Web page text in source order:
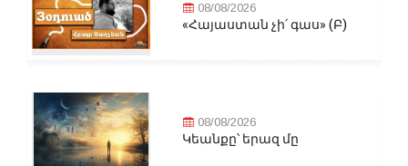
08/08/2026
«Հայաստան չի՛ գաս» (Բ)
08/08/2026
Կեանքը՝ երազ մը